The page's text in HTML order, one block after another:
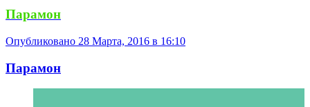
Парамон
Опубликовано 28 Марта, 2016 в 16:10
Парамон